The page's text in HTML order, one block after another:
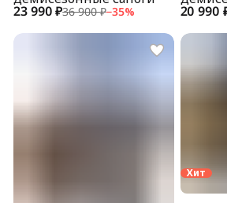
23 990 ₽36 900 ₽−35% 20 990
Хит